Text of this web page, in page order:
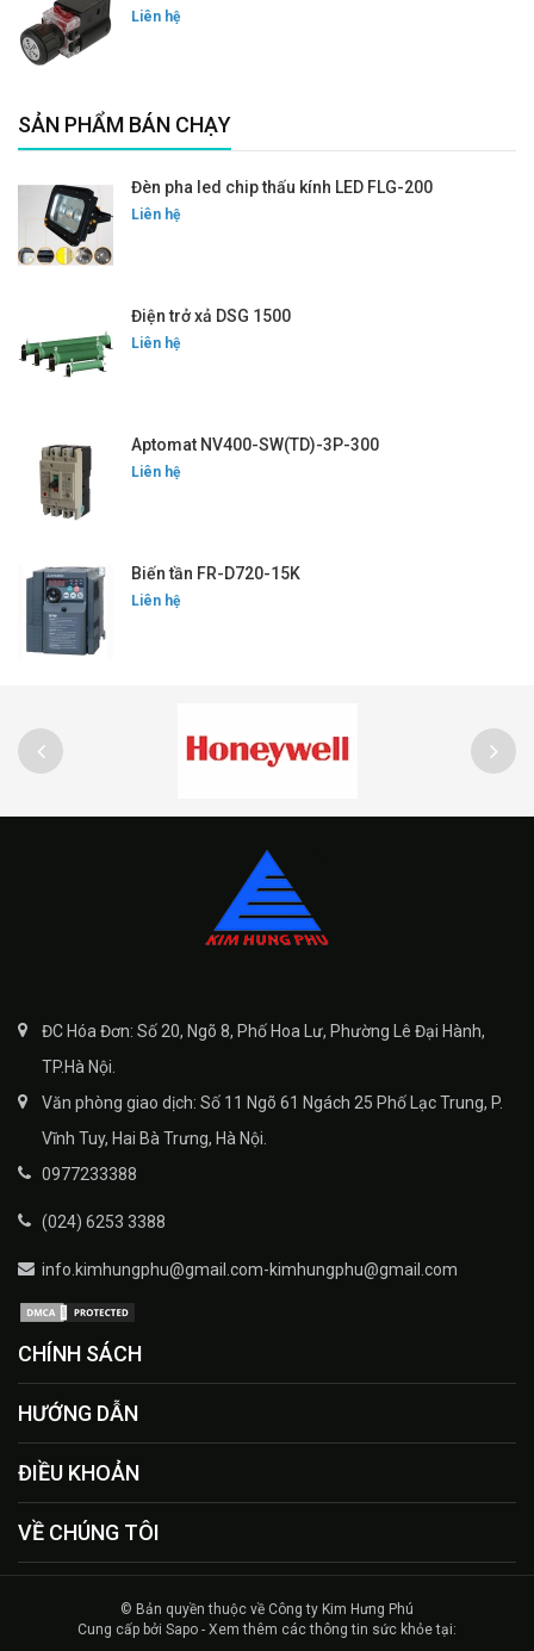
Liên hệ
SẢN PHẨM BÁN CHẠY
Đèn pha led chip thấu kính LED FLG-200
Liên hệ
Điện trở xả DSG 1500
Liên hệ
Aptomat NV400-SW(TD)-3P-300
Liên hệ
Biến tần FR-D720-15K
Liên hệ
ĐC Hóa Đơn: Số 20, Ngõ 8, Phố Hoa Lư, Phường Lê Đại Hành,
TP.Hà Nội.
Văn phòng giao dịch: Số 11 Ngõ 61 Ngách 25 Phố Lạc Trung, P.
Vĩnh Tuy, Hai Bà Trưng, Hà Nội.
0977233388
(024) 6253 3388
info.kimhungphu@gmail.com-kimhungphu@gmail.com
CHÍNH SÁCH
HƯỚNG DẪN
ĐIỀU KHOẢN
VỀ CHÚNG TÔI
© Bản quyền thuộc về Công ty Kim Hưng Phú
Cung cấp bởi Sapo - Xem thêm các thông tin sức khỏe tại: